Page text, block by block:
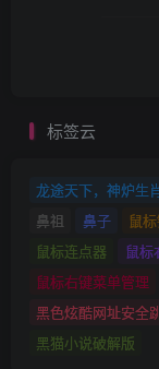
标签云
龙途天下，神炉生
鼻祖
鼻子
鼠
鼠标连点器
鼠
鼠标右键菜单管理
黑色炫酷网址安全
黑猫小说破解版